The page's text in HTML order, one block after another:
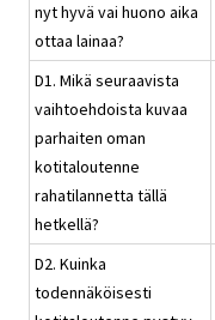
nyt hyvä vai huono aika
ottaa lainaa?
D1. Mikä seuraavista
vaihtoehdoista kuvaa
parhaiten oman
kotitaloutenne
rahatilannetta tällä
hetkellä?
D2. Kuinka
todennäköisesti